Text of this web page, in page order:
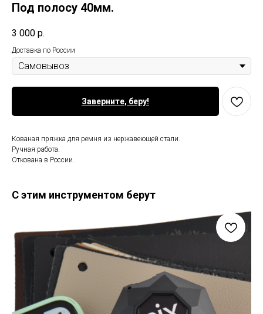
Под полосу 40мм.
3 000 р.
Доставка по России
Заверните, беру!
Кованая пряжка для ремня из нержавеющей стали.
Ручная работа.
Откована в России.
С этим инструментом берут